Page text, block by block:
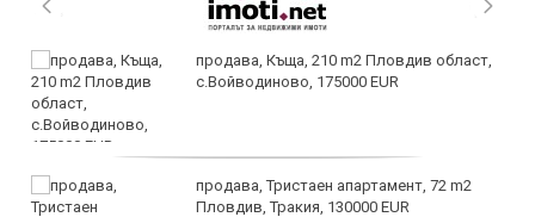
продава, Къща, 210 m2 Пловдив област,
с.Войводиново, 175000 EUR
продава, Тристаен апартамент, 72 m2
Пловдив, Тракия, 130000 EUR